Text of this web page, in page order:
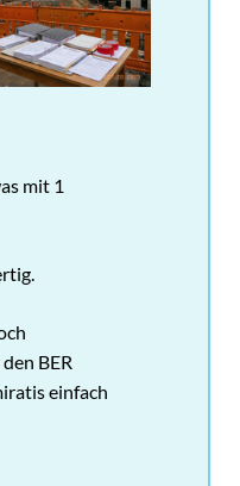
mit 1
BER
einfach